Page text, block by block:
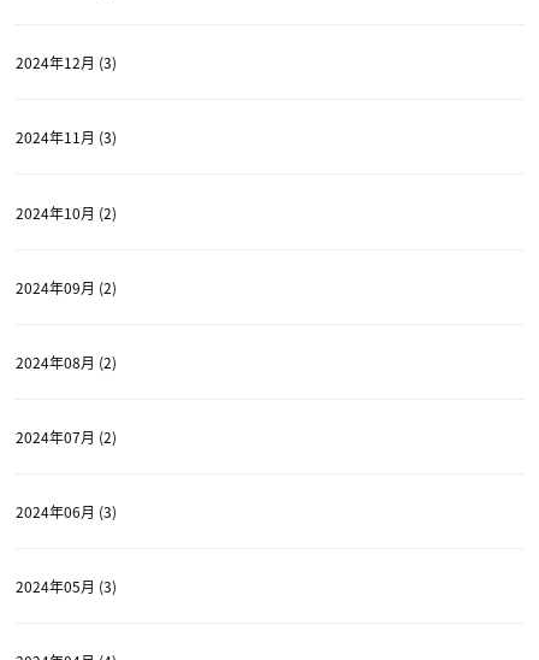
2024年12月 (3)
2024年11月 (3)
2024年10月 (2)
2024年09月 (2)
2024年08月 (2)
2024年07月 (2)
2024年06月 (3)
2024年05月 (3)